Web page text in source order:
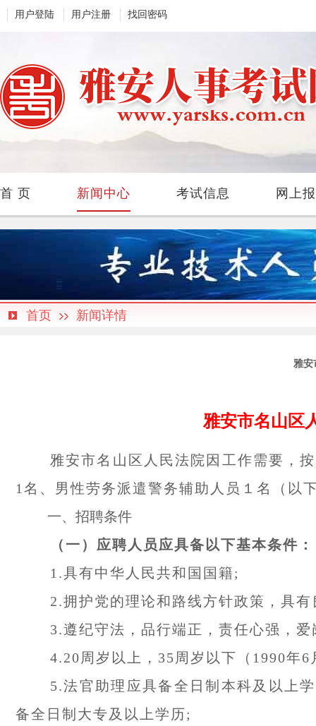
用户登陆 用户注册 找回密码
首 页 新闻中心 考试信息 网上
首页 新闻详情
雅安
雅安市名山区
雅安市名山区人民法院因工作需要，
1名、男性劳务派遣警务辅助人员１名（以
一、招聘条件
（一）应聘人员应具备以下基本条件：
1.具有中华人民共和国国籍;
2.拥护党的理论和路线方针政策，具
3.遵纪守法，品行端正，责任心强，爱
4.20周岁以上，35周岁以下（1990年
5.法官助理应具备全日制本科及以上
备全日制大专及以上学历;